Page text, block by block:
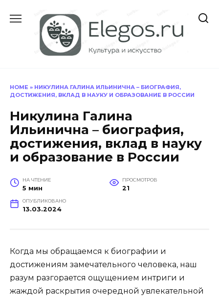
содержанию
HOME » НИКУЛИНА ГАЛИНА ИЛЬИНИЧНА – БИОГРАФИЯ,
ДОСТИЖЕНИЯ, ВКЛАД В НАУКУ И ОБРАЗОВАНИЕ В РОССИИ
Никулина Галина
Ильинична – биография,
достижения, вклад в науку
и образование в России
НА ЧТЕНИЕ
5 мин
ПРОСМОТРОВ
21
ОПУБЛИКОВАНО
13.03.2024
Когда мы обращаемся к биографии и
достижениям замечательного человека, наш
разум разгорается ощущением интриги и
жаждой раскрытия очередной увлекательной